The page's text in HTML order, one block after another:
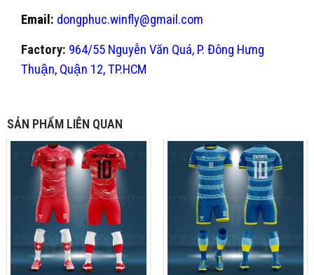
Email: dongphuc.winfly@gmail.com
Factory: 964/55 Nguyễn Văn Quá, P. Đông Hưng
Thuận, Quận 12, TP.HCM
SẢN PHẨM LIÊN QUAN